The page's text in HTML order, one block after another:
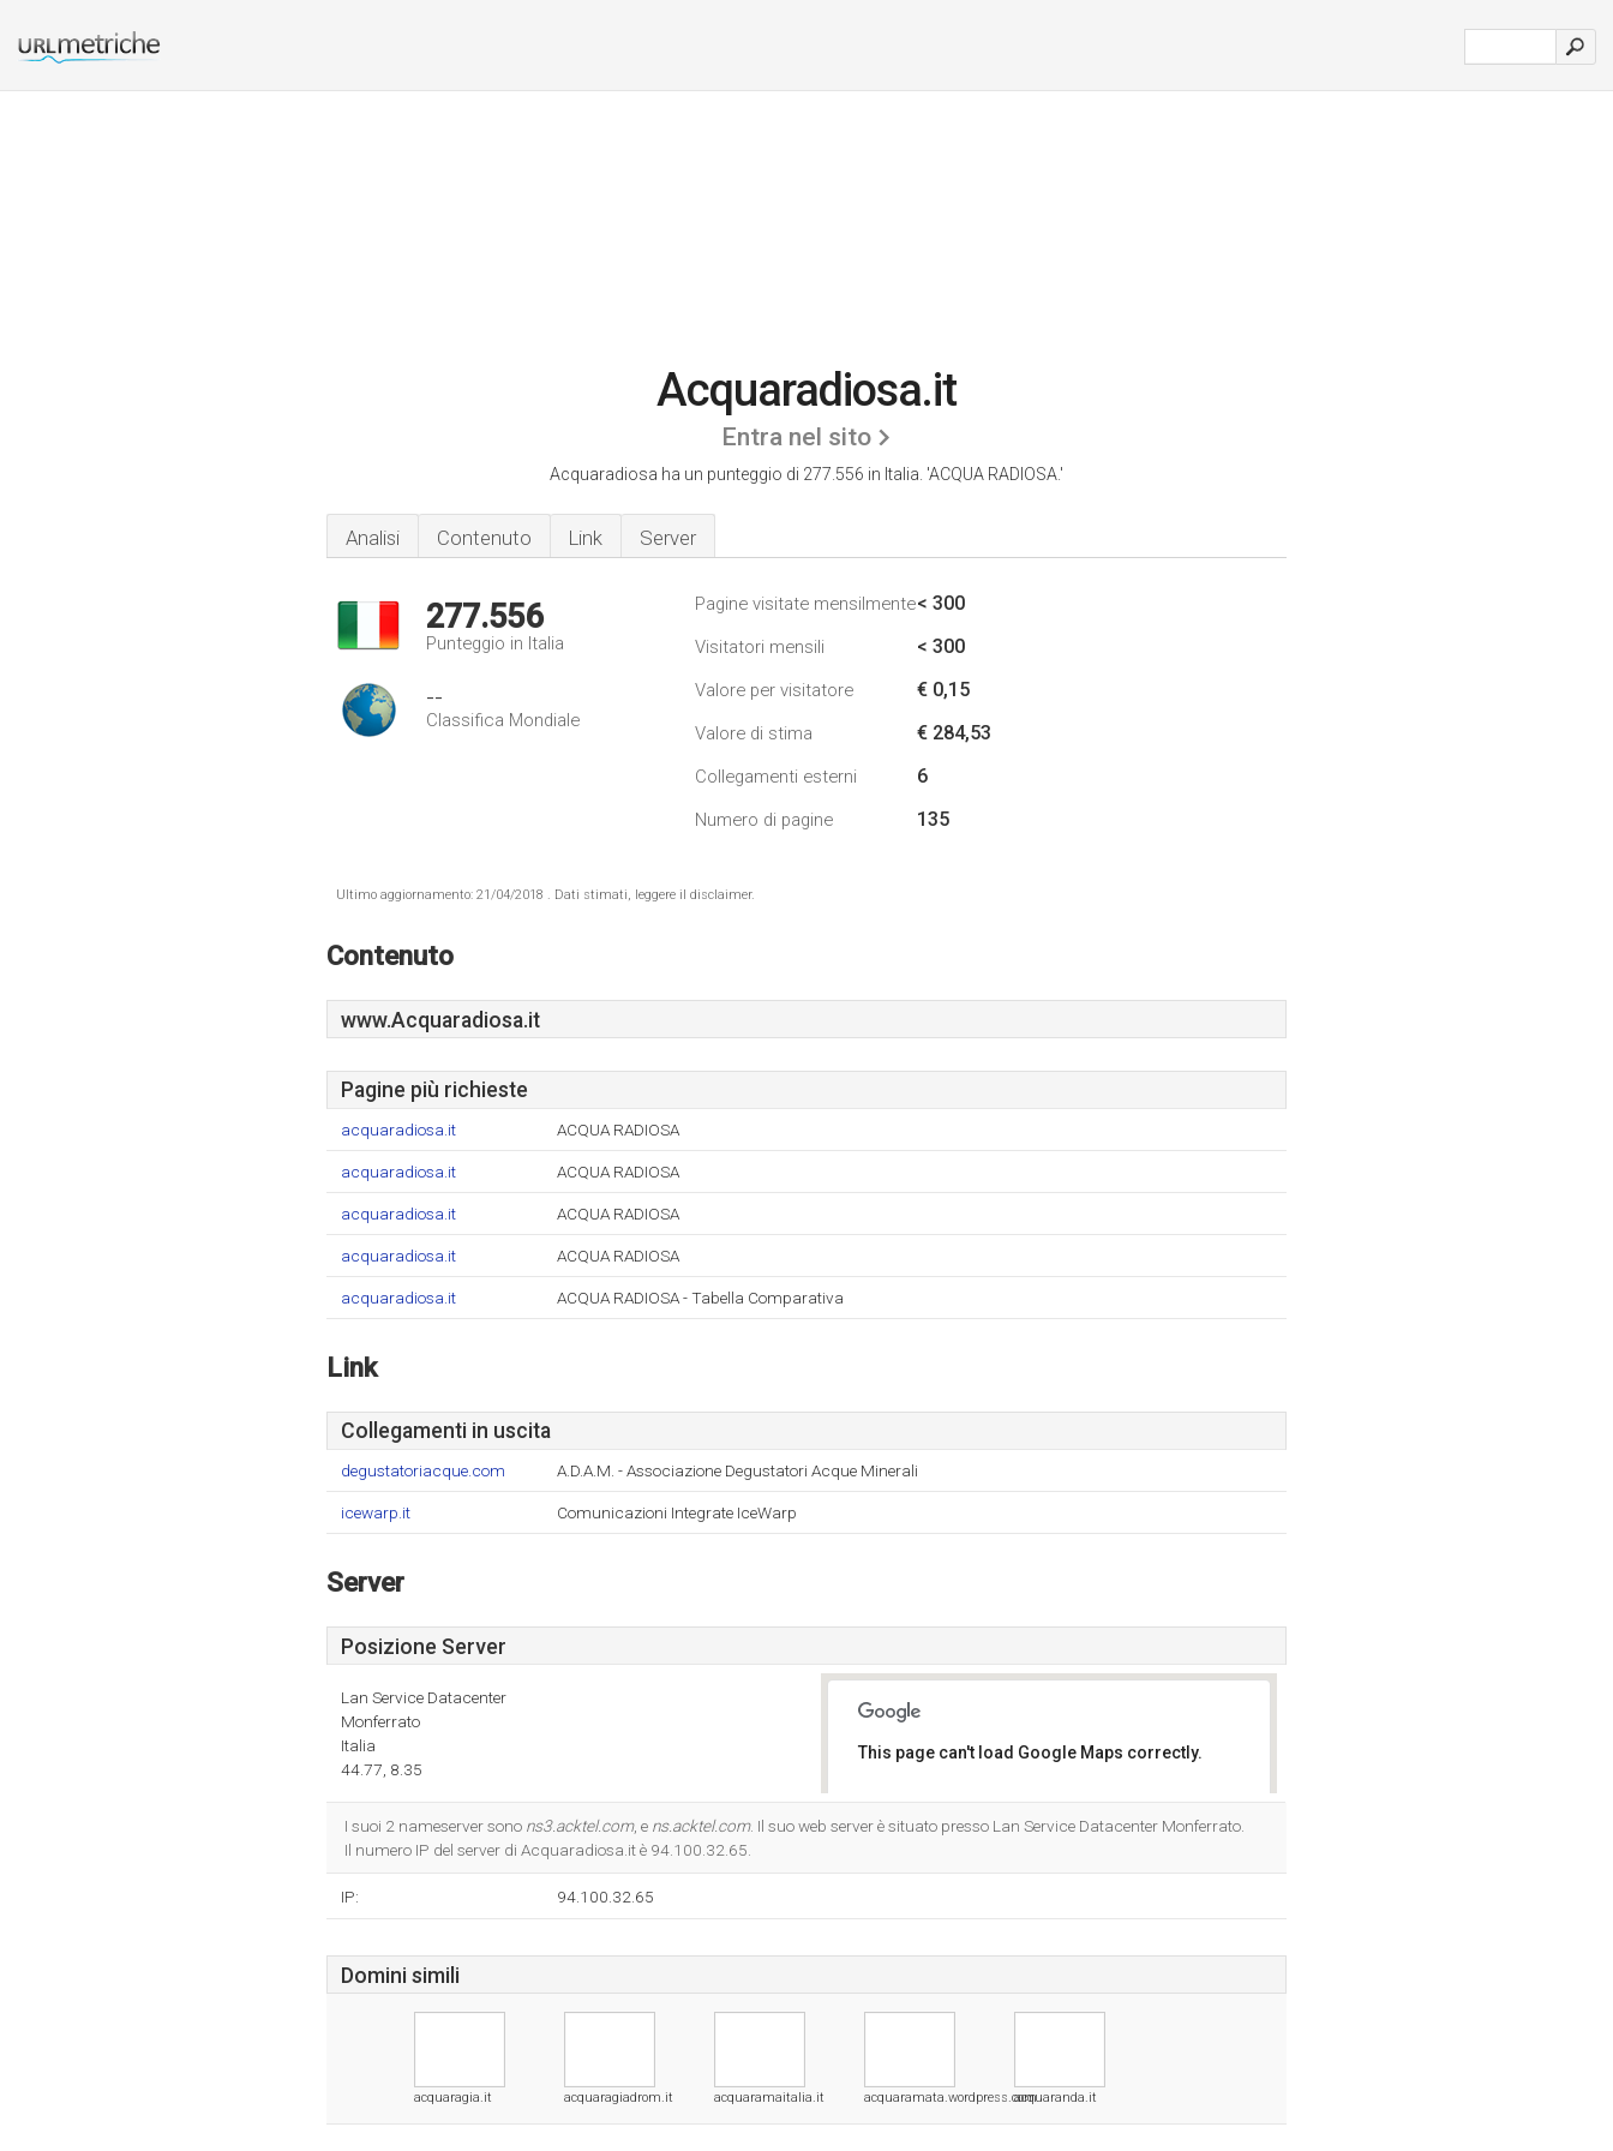
Acquaradiosa.it
Entra nel sito
Acquaradiosa ha un punteggio di 277.556 in Italia. 'ACQUA RADIOSA.'
Analisi Contenuto Link Server
277.556
Punteggio in Italia
--
Classifica Mondiale
Pagine visitate mensilmente< 300
Visitatori mensili < 300
Valore per visitatore € 0,15
Valore di stima € 284,53
Collegamenti esterni 6
Numero di pagine 135
Ultimo aggiornamento: 21/04/2018 . Dati stimati, leggere il disclaimer.
Contenuto
www.Acquaradiosa.it
Pagine più richieste
acquaradiosa.it ACQUA RADIOSA
acquaradiosa.it ACQUA RADIOSA
acquaradiosa.it ACQUA RADIOSA
acquaradiosa.it ACQUA RADIOSA
acquaradiosa.it ACQUA RADIOSA - Tabella Comparativa
Link
Collegamenti in uscita
degustatoriacque.com A.D.A.M. - Associazione Degustatori Acque Minerali
icewarp.it Comunicazioni Integrate IceWarp
Server
Posizione Server
Lan Service Datacenter
Monferrato
Italia
44.77, 8.35
This page can't load Google Maps correctly.
I suoi 2 nameserver sono ns3.acktel.com, e ns.acktel.com. Il suo web server è situato presso Lan Service Datacenter Monferrato.
Il numero IP del server di Acquaradiosa.it è 94.100.32.65.
IP: 94.100.32.65
Domini simili
acquaragia.it acquaragiadrom.it acquaramaitalia.it acquaramata.wordpress.comacquaranda.it